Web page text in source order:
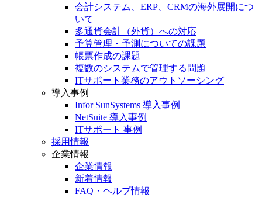
会計システム、ERP、CRMの海外展開につ
いて
多通貨会計（外貨）への対応
予算管理・予測についての課題
帳票作成の課題
複数のシステムで管理する問題
ITサポート業務のアウトソーシング
導入事例
Infor SunSystems 導入事例
NetSuite 導入事例
ITサポート 事例
採用情報
企業情報
企業情報
新着情報
FAQ・ヘルプ情報